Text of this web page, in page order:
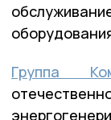
Группа